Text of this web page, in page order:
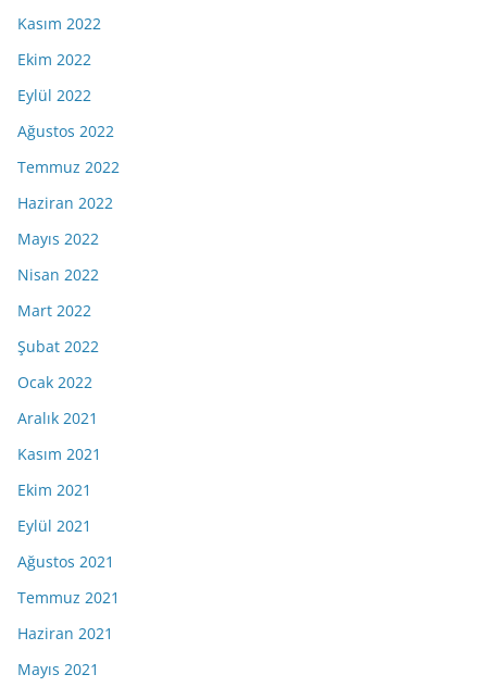
Kasım 2022
Ekim 2022
Eylül 2022
Ağustos 2022
Temmuz 2022
Haziran 2022
Mayıs 2022
Nisan 2022
Mart 2022
Şubat 2022
Ocak 2022
Aralık 2021
Kasım 2021
Ekim 2021
Eylül 2021
Ağustos 2021
Temmuz 2021
Haziran 2021
Mayıs 2021